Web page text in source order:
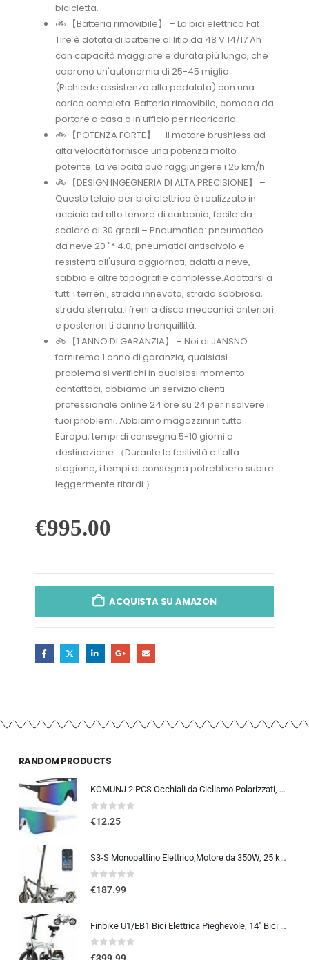
bicicletta.
🚲 【Batteria rimovibile】 – La bici elettrica Fat
Tire è dotata di batterie al litio da 48 V 14/17 Ah
con capacità maggiore e durata più lunga, che
coprono un'autonomia di 25-45 miglia
(Richiede assistenza alla pedalata) con una
carica completa. Batteria rimovibile, comoda da
portare a casa o in ufficio per ricaricarla.
🚲 【POTENZA FORTE】 – Il motore brushless ad
alta velocità fornisce una potenza molto
potente. La velocità può raggiungere i 25 km/h
🚲 【DESIGN INGEGNERIA DI ALTA PRECISIONE】 –
Questo telaio per bici elettrica è realizzato in
acciaio ad alto tenore di carbonio, facile da
scalare di 30 gradi – Pneumatico: pneumatico
da neve 20 "* 4.0; pneumatici antiscivolo e
resistenti all'usura aggiornati, adatti a neve,
sabbia e altre topografie complesse.Adattarsi a
tutti i terreni, strada innevata, strada sabbiosa,
strada sterrata.I freni a disco meccanici anteriori
e posteriori ti danno tranquillità.
🚲 【1 ANNO DI GARANZIA】 – Noi di JANSNO
forniremo 1 anno di garanzia, qualsiasi
problema si verifichi in qualsiasi momento
contattaci, abbiamo un servizio clienti
professionale online 24 ore su 24 per risolvere i
tuoi problemi. Abbiamo magazzini in tutta
Europa, tempi di consegna 5-10 giorni a
destinazione.（Durante le festività e l'alta
stagione, i tempi di consegna potrebbero subire
leggermente ritardi.）
€995.00
ACQUISTA SU AMAZON
RANDOM PRODUCTS
KOMUNJ 2 PCS Occhiali da Ciclismo Polarizzati, Occhiali da Sole Sportivi, Occhiali da Ciclismo Polarizzati da Uomo e Donna, A
0out of 5
€12.25
S3-S Monopattino Elettrico,Motore da 350W, 25 km/h, 30-35KM di Autonomia, Turn Signal, 8.5″ Scooter Elettrico Pieghevole y…
0out of 5
€187.99
Finbike U1/EB1 Bici Elettrica Pieghevole, 14″ Bici Elettrica da 280.8 WH Batteria, Autonomia di 40 KM, Motore 250W, E-Bike…
0out of 5